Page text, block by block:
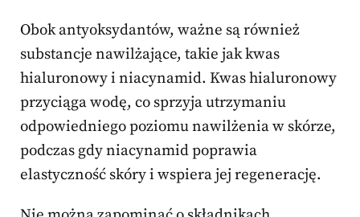
Obok antyoksydantów, ważne są również
substancje nawilżające, takie jak kwas
hialuronowy i niacynamid. Kwas hialuronowy
przyciąga wodę, co sprzyja utrzymaniu
odpowiedniego poziomu nawilżenia w skórze,
podczas gdy niacynamid poprawia
elastyczność skóry i wspiera jej regenerację.